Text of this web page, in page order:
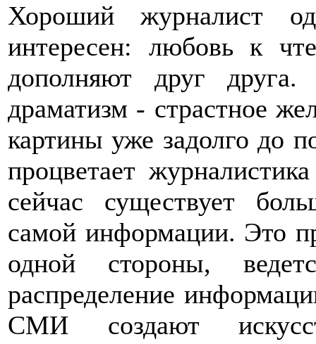
Хороший журналист
интересен: любовь к
дополняют друг
драматизм - страстное
картины уже задолго до
процветает
сейчас существует
самой информации. Это
одной стороны,
распределение
СМИ создают